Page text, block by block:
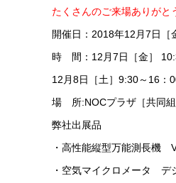
たくさんのご来場ありがと
開催日：2018年12月7日［
時 間：12月7日［金］
12月8日［土］9:30～16：
場 所:NOCプラザ［共同
弊社出展品
・高性能縦型万能測長機
・空気マイクロメータ